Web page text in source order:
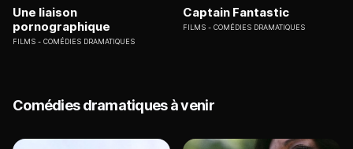
Une liaison
pornographique
FILMS COMÉDIES DRAMATIQUES
Captain Fantastic
FILMS COMÉDIES DRAMATIQUES
Comédies dramatiques à venir